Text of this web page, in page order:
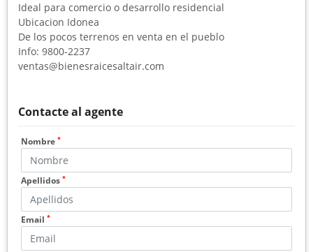
Ideal para comercio o desarrollo residencial
Ubicacion Idonea
De los pocos terrenos en venta en el pueblo
Info: 9800-2237
ventas@bienesraicesaltair.com
Contacte al agente
Nombre *
Apellidos *
Email *